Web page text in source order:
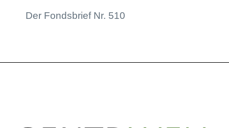
Der Fondsbrief Nr. 510